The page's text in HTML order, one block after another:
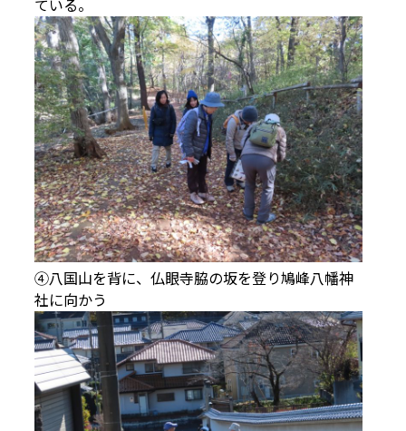
ている。
④八国山を背に、仏眼寺脇の坂を登り鳩峰八幡神
社に向かう